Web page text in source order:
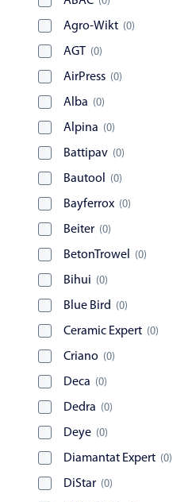
Agro-Wikt (0)
AGT (0)
AirPress (0)
Alba (0)
Alpina (0)
Battipav (0)
Bautool (0)
Bayferrox (0)
Beiter (0)
BetonTrowel (0)
Bihui (0)
Blue Bird (0)
Ceramic Expert (0)
Criano (0)
Deca (0)
Dedra (0)
Deye (0)
Diamantat Expert (0)
DiStar (0)